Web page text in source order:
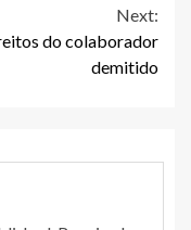
Next:
do colaborador
demitido